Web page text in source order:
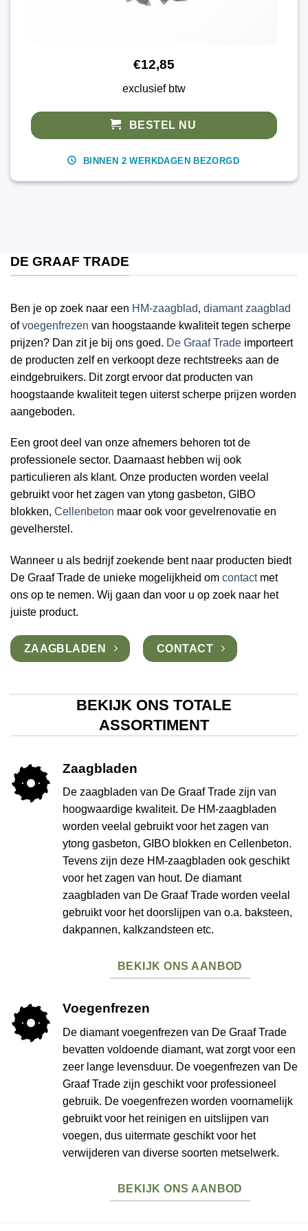
€12,85
exclusief btw
BESTEL NU
BINNEN 2 WERKDAGEN BEZORGD
DE GRAAF TRADE
Ben je op zoek naar een HM-zaagblad, diamant zaagblad
ofvoegenfrezen van hoogstaande kwaliteit tegen scherpe
prijzen? Dan zit je bij ons goed. De Graaf Trade importeert
de producten zelf en verkoopt deze rechtstreeks aan de
eindgebruikers. Dit zorgt ervoor dat producten van
hoogstaande kwaliteit tegen uiterst scherpe prijzen worden
aangeboden.
Een groot deel van onze afnemers behoren tot de
professionele sector. Daarnaast hebben wij ook
particulieren als klant. Onze producten worden veelal
gebruikt voor het zagen van ytong gasbeton, GIBO
blokken, Cellenbeton maar ook voor gevelrenovatie en
gevelherstel.
Wanneer u als bedrijf zoekende bent naar producten biedt
De Graaf Trade de unieke mogelijkheid om contactmet
ons op te nemen. Wij gaan dan voor u op zoek naar het
juiste product.
ZAAGBLADEN CONTACT
BEKIJK ONS TOTALE
ASSORTIMENT
Zaagbladen
De zaagbladen van De Graaf Trade zijn van
hoogwaardige kwaliteit. De HM-zaagbladen
worden veelal gebruikt voor het zagen van
ytong gasbeton, GIBO blokken en Cellenbeton.
Tevens zijn deze HM-zaagbladen ook geschikt
voor het zagen van hout. De diamant
zaagbladen van De Graaf Trade worden veelal
gebruikt voor het doorslijpen van o.a. baksteen,
dakpannen, kalkzandsteen etc.
BEKIJK ONS AANBOD
Voegenfrezen
De diamant voegenfrezen van De Graaf Trade
bevatten voldoende diamant, wat zorgt voor een
zeer lange levensduur. De voegenfrezen van De
Graaf Trade zijn geschikt voor professioneel
gebruik. De voegenfrezen worden voornamelijk
gebruikt voor het reinigen en uitslijpen van
voegen, dus uitermate geschikt voor het
verwijderen van diverse soorten metselwerk.
BEKIJK ONS AANBOD